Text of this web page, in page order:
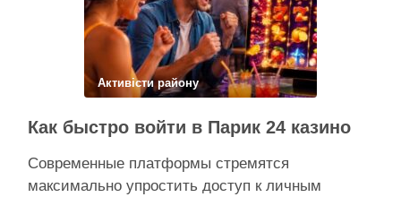
прокуратура міста Києва подала до суду …
Поділитися у соцмережах:
Активісти району
Как быстро войти в Парик 24 казино
Современные платформы стремятся
максимально упростить доступ к личным